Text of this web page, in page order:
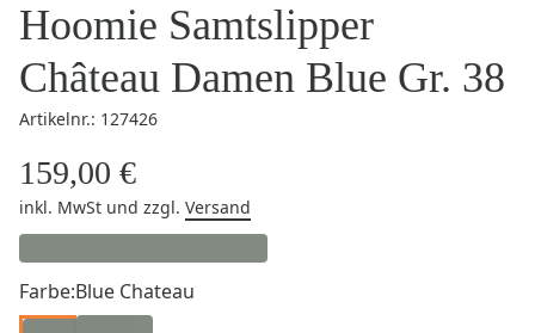
Hoomie Samtslipper
Château Damen Blue Gr. 38
Artikelnr.: 127426
159,00 €
inkl. MwSt und zzgl. Versand
Farbe:Blue Chateau